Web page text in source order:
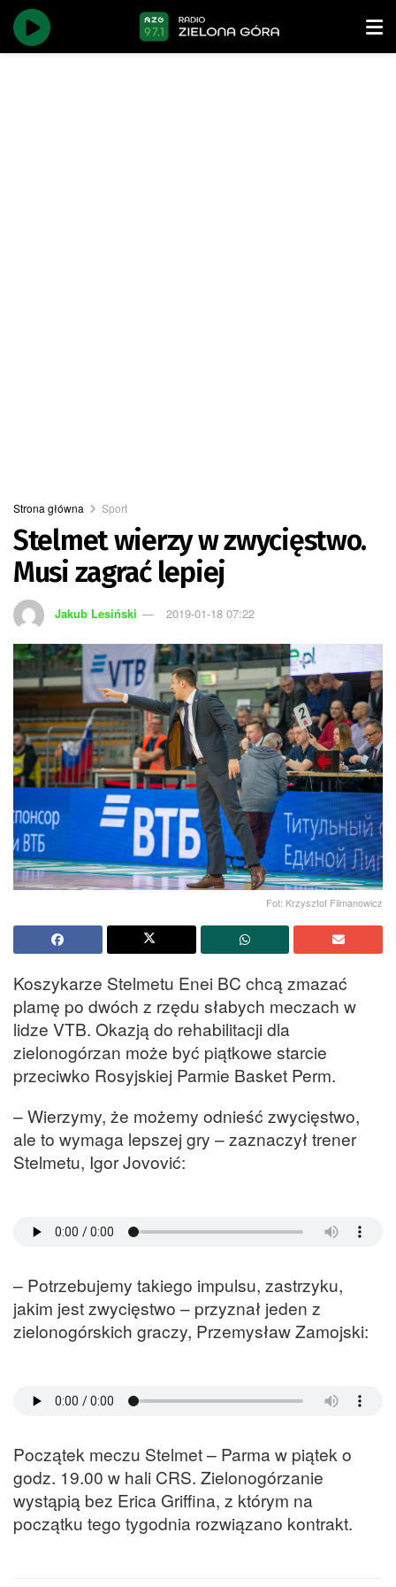
Strona główna Sport
Stelmet wierzy w zwycięstwo.
Musi zagrać lepiej
Jakub Lesiński 2019-01-18 07:22
Fot: Krzysztof Filmanowicz
Koszykarze Stelmetu Enei BC chcą zmazać
plamę po dwóch z rzędu słabych meczach w
lidze VTB. Okazją do rehabilitacji dla
zielonogórzan może być piątkowe starcie
przeciwko Rosyjskiej Parmie Basket Perm.
– Wierzymy, że możemy odnieść zwycięstwo,
ale to wymaga lepszej gry – zaznaczył trener
Stelmetu, Igor Jovović:
– Potrzebujemy takiego impulsu, zastrzyku,
jakim jest zwycięstwo – przyznał jeden z
zielonogórskich graczy, Przemysław Zamojski:
Początek meczu Stelmet – Parma w piątek o
godz. 19.00 w hali CRS. Zielonogórzanie
wystąpią bez Erica Griffina, z którym na
początku tego tygodnia rozwiązano kontrakt.